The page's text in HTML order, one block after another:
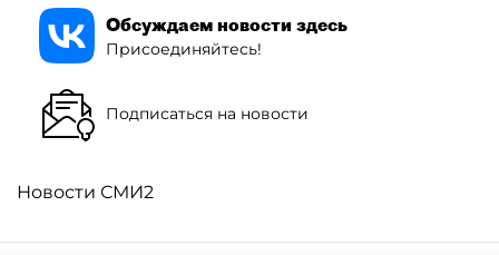
Обсуждаем новости здесь
Присоединяйтесь!
Подписаться на новости
Новости СМИ2